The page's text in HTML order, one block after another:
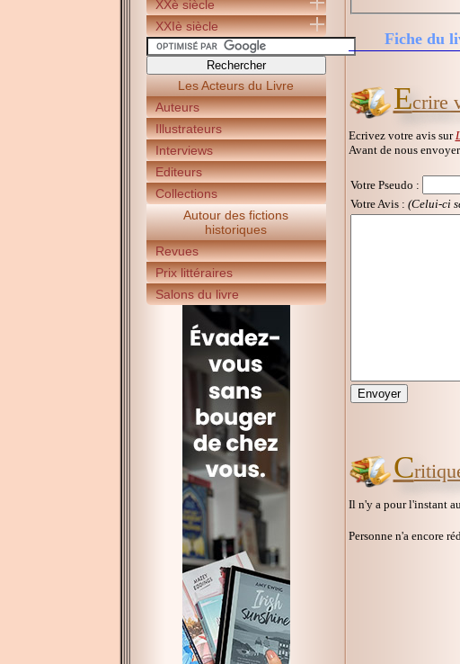
XXè siècle
XXIè siècle
Les Acteurs du Livre
Auteurs
Illustrateurs
Interviews
Editeurs
Collections
Autour des fictions
historiques
Revues
Prix littéraires
Salons du livre
Fiche du
Ecrire
Ecrivez votre avis sur
Avant de nous
Votre Pseudo :
Votre Avis : (Celui-ci
C
Il n'y a pour l'instant
Personne n'a encore